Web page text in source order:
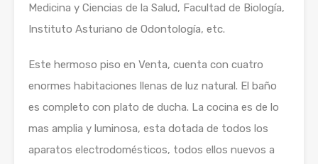
Medicina y Ciencias de la Salud, Facultad de Biología,
Instituto Asturiano de Odontología, etc.
Este hermoso piso en Venta, cuenta con cuatro
enormes habitaciones llenas de luz natural. El baño
es completo con plato de ducha. La cocina es de lo
mas amplia y luminosa, esta dotada de todos los
aparatos electrodomésticos, todos ellos nuevos a